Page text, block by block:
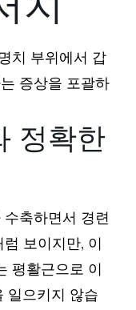
치 부위에서 갑
증상을 포괄하
정확한
축하면서 경련
보이지만, 이
평활근으로 이
일으키지 않습